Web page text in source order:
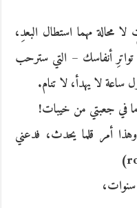
مهما استطال البعدِ،
أنفاسك – التي سترحب
لا يهدأ، لا تنام.
في جعبتي من خيبات!
أمر قلما يحدث، فدعني